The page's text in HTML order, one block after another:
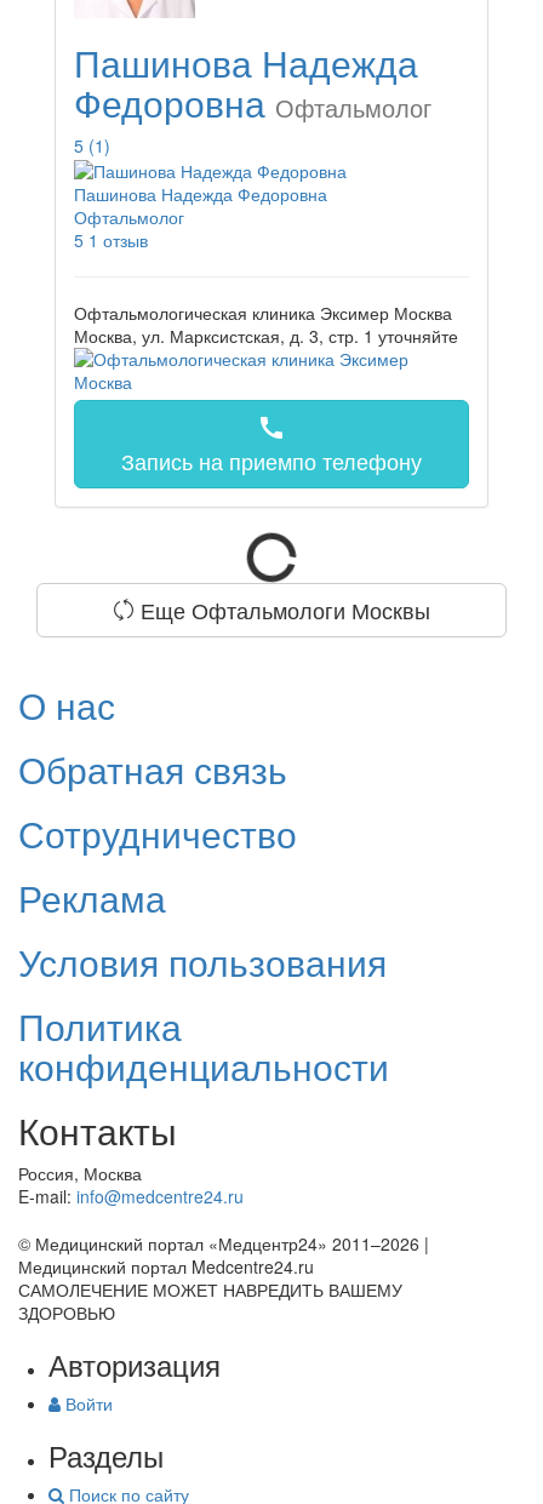
Пашинова Надежда
Федоровна Офтальмолог
5 (1)
Пашинова Надежда Федоровна
Офтальмолог
5 1 отзыв
Офтальмологическая клиника Эксимер Москва
Москва, ул. Марксистская, д. 3, стр. 1 уточняйте
call
Запись на приемпо телефону
Еще Офтальмологи Москвы
О нас
Обратная связь
Сотрудничество
Реклама
Условия пользования
Политика
конфиденциальности
Контакты
Россия, Москва
E-mail: info@medcentre24.ru
© Медицинский портал «Медцентр24» 2011–2026 |
Медицинский портал Medcentre24.ru
САМОЛЕЧЕНИЕ МОЖЕТ НАВРЕДИТЬ ВАШЕМУ
ЗДОРОВЬЮ
Авторизация
Войти
Разделы
Поиск по сайту